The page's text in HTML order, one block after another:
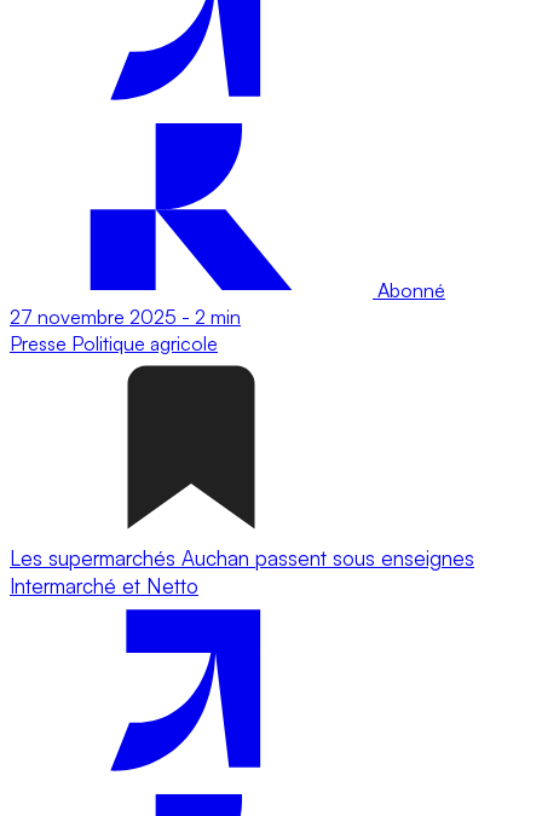
Abonné
27 novembre 2025 - 2 min
Presse Politique agricole
Les supermarchés Auchan passent sous enseignes
Intermarché et Netto